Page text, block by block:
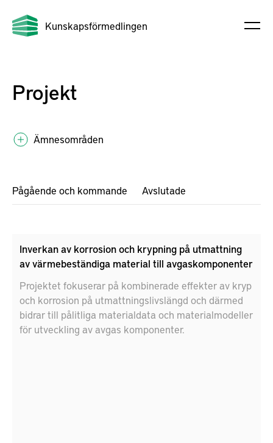
Kunskapsförmedlingen
Projekt
Ämnesområden
Pågående och kommande Avslutade
Inverkan av korrosion och krypning på utmattning
av värmebeständiga material till avgaskomponenter
Projektet fokuserar på kombinerade effekter av kryp
och korrosion på utmattningslivslängd och därmed
bidrar till pålitliga materialdata och materialmodeller
för utveckling av avgas komponenter.